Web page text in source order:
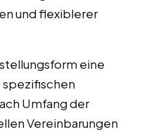
und flexiblerer
eine
Umfang der
Vereinbarungen